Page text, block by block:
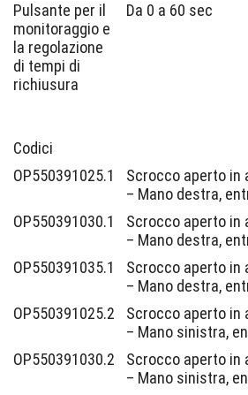
Pulsante per il
monitoraggio e
la regolazione
di tempi di
richiusura
Da 0 a 60 sec
Codici
OP550391025.1
Scrocco aperto in
– Mano destra,
OP550391030.1
Scrocco aperto in
– Mano destra,
OP550391035.1
Scrocco aperto in
– Mano destra,
OP550391025.2
Scrocco aperto in
– Mano sinistra,
OP550391030.2
Scrocco aperto in
– Mano sinistra,